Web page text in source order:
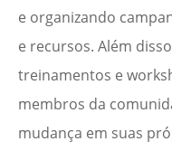
e organizando
e recursos. Além
treinamentos e
membros da
mudança em suas